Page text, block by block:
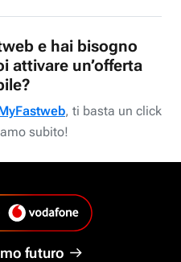
e hai bisogno
attivare un’offerta
, ti basta un click
subito!
futuro